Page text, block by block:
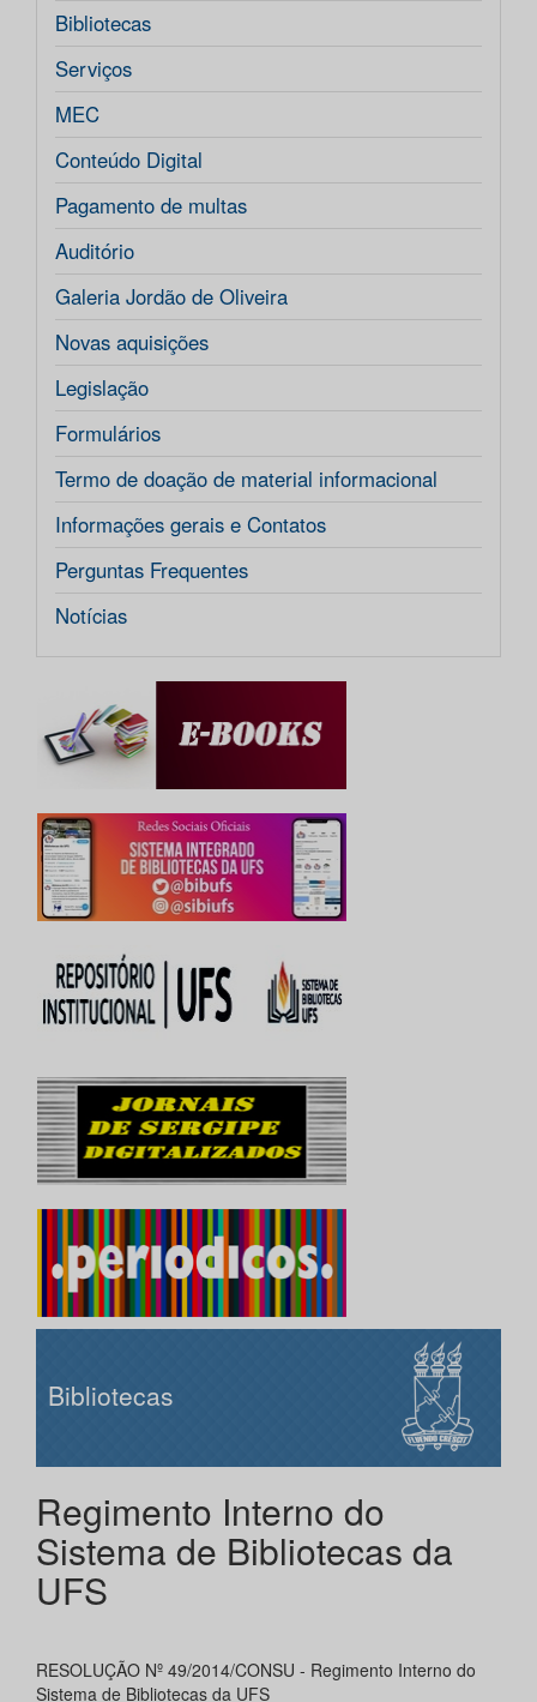
Bibliotecas
Serviços
MEC
Conteúdo Digital
Pagamento de multas
Auditório
Galeria Jordão de Oliveira
Novas aquisições
Legislação
Formulários
Termo de doação de material informacional
Informações gerais e Contatos
Perguntas Frequentes
Notícias
Bibliotecas
Regimento Interno do
Sistema de Bibliotecas da
UFS
RESOLUÇÃO Nº 49/2014/CONSU - Regimento Interno do
Sistema de Bibliotecas da UFS